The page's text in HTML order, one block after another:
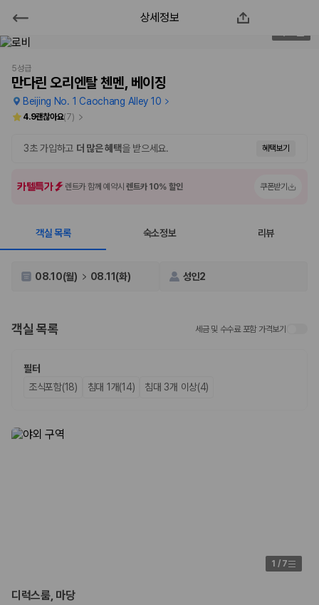
만다린 오리엔탈 첸멘, 베이징
2000만 이용고객이 선택한 제주 렌트카 가격비교 플랫폼
제주렌트카 가격비교는 카모아에서 한 번에
제주도 렌트카는 업체마다 차량 가격, 보험 조건, 면책금, 보상 한도, 인수
장소, 취소 규정이 다릅니다. 카모아는 여러 제주 렌트카 업체의 조건을 한
업체별 가격비교:
제주 렌트카 업체별 실시간 예약 가능 차량과 요금
차종별 최저가 비교:
인원에 맞는 차종별 가격을 비교합니다.
보험 조건 비교:일반자차, 완전자차, 슈퍼자차의 면책금과 보상 한
확인합니다.
실시간 예약:
제주렌트카 최저가는 차량 기본요금만으로 판단하기 어렵습니다. 보험 포
함 여부, 면책금, 보상 한도, 옵션 비용, 취소 수수료를 함께 확인해야 실제
로 저렴한 차량을 고를 수 있습니다.
상세정보
5성급
만다린 오리엔탈 첸멘, 베이징
Beijing No. 1 Caochang Alley 10
4.9괜찮아요(7)
3초 가입하고 더 많은 혜택을 받으세요. 혜택보기
카텔특가 렌트카 함께 예약시렌트카 10% 할인 쿠폰받기
객실 목록 숙소정보 리뷰
08.10(월) 08.11(화) 성인2
객실 목록 세금 및 수수료 포함 가격보기
필터
조식포함(18)
침대 1개(14) 침대 3개 이상(4)
1 / 7
디럭스룸, 마당